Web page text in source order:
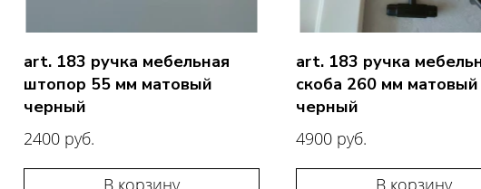
art. 183 ручка мебельная
штопор 55 мм матовый
черный
2400 руб.
В корзину
art. 183 ручка
скоба 260 мм матовый
черный
4900 руб.
В корзину